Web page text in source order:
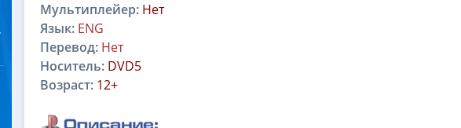
Мультиплейер: Нет
Язык: ENG
Перевод: Нет
Носитель: DVD5
Возраст: 12+